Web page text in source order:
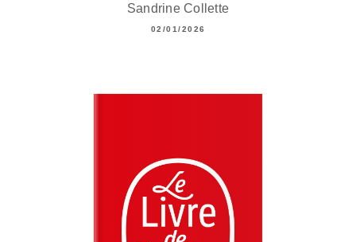
Sandrine Collette
02/01/2026